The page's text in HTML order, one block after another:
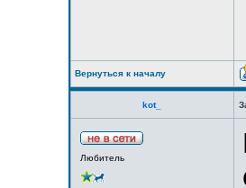
Вернуться к началу
kot_
Любитель